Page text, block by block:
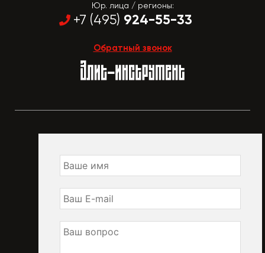
Юр. лица / регионы:
+7 (495) 924-55-33
Обратный звонок